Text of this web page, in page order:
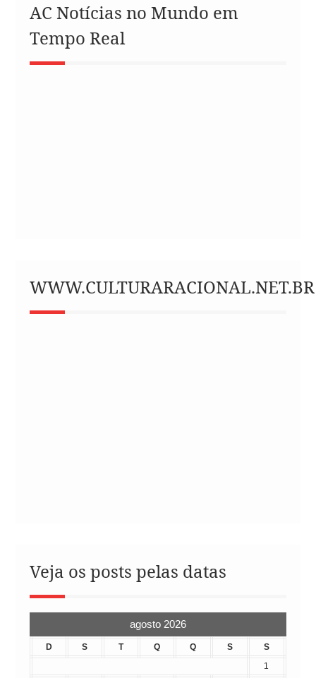
AC Notícias no Mundo em
Tempo Real
WWW.CULTURARACIONAL.NET.BR
Veja os posts pelas datas
agosto 2026
D S T Q Q S
S
1